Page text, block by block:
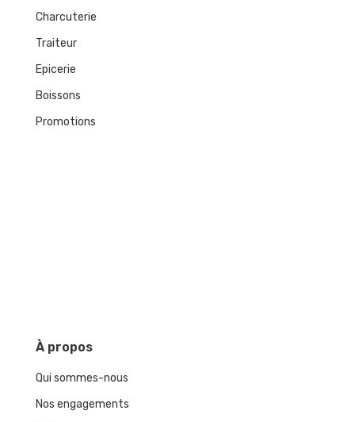
Charcuterie
Traiteur
Epicerie
Boissons
Promotions
Àpropos
Qui sommes-nous
Nos engagements